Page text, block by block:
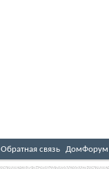
Обратная связь ДомФорум